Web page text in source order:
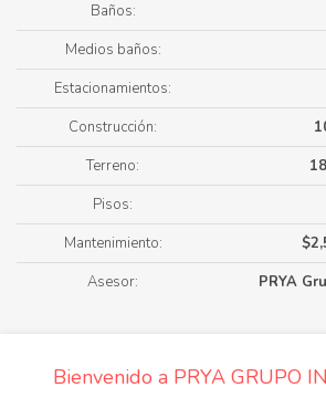
Baños:
Medios baños:
Estacionamientos:
Construcción:
Terreno:
Pisos:
Mantenimiento:
Asesor:
PRYA
Bienvenido a PRYA GRUPO